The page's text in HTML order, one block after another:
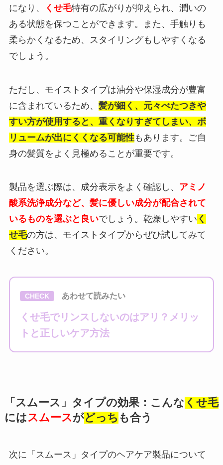
になり、
くせ毛特有の広がりが抑えられ、潤いの
ある状態を保つことができます。また、手触りも
柔らかくなるため、スタイリングもしやすくなる
でしょう。
ただし、モイストタイプは油分や保湿成分が豊富
に含まれているため、 髪が細く、元々べたつきや
すい方が使用すると、重くなりすぎてしまい、ボ
リュームが出にくくなる可能性もあります。ご自
身の髪質をよく見極めることが重要です。
製品を選ぶ際は、成分表示をよく確認し、 アミノ
酸系洗浄成分など、髪に優しい成分が配合されて
いるものを選ぶと良いでしょう。乾燥しやすい く
せ毛の方は、モイストタイプからぜひ試してみて
ください。
CHECK あわせて読みたい
くせ毛でリンスしないのはアリ？メリッ
トと正しいケア方法
「スムース」タイプの効果：こんな くせ毛
にはスムースがどっち も合う
次に「スムース」タイプのヘアケア製品について